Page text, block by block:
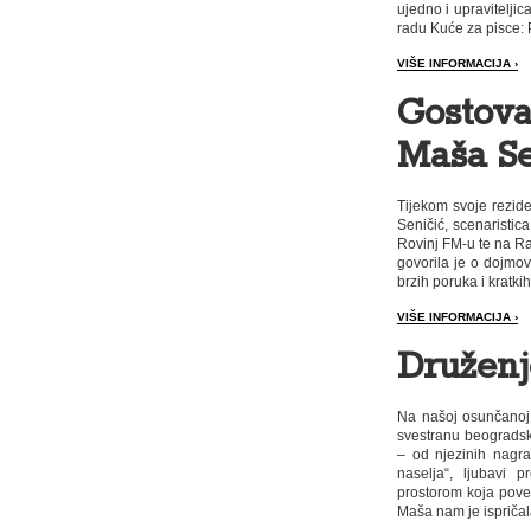
ujedno i
radu Kuće za pisce:
VIŠE INFORMACIJA ›
Maša
Tijekom svoje
Seničić,
Rovinj FM-u te na
govorila je o
brzih poruka i
VIŠE INFORMACIJA ›
Na našoj
svestranu
– od njezinih
naselja“, ljubavi
prostorom koja
Maša nam je